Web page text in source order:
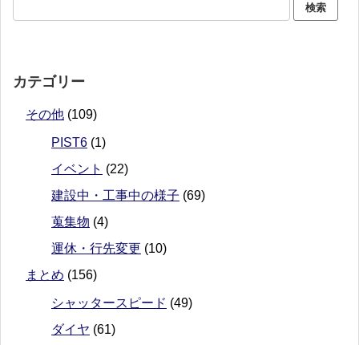
カテゴリー
その他 (109)
PIST6 (1)
イベント (22)
建設中・工事中の様子 (69)
蒐集物 (4)
運休・行先変更 (10)
まとめ (156)
シャッタースピード (49)
ダイヤ (61)